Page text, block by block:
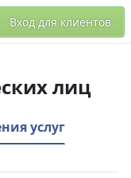
Вход для клиентов
лиц
услуг